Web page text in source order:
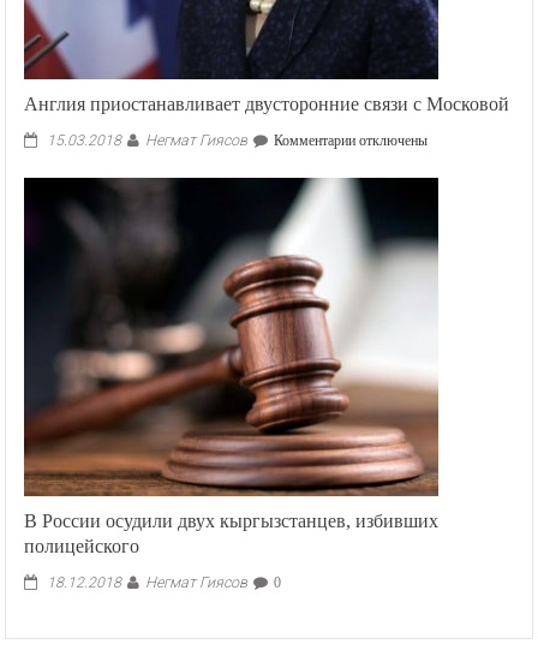
Англия приостанавливает двусторонние связи с Московой
15.03.2018 Негмат Гиясов Комментариик
Англия
приостанавливает
двусторонние
связи
отключены
В России осудили двух кыргызстанцев, избивших
полицейского
18.12.2018 Негмат Гиясов 0